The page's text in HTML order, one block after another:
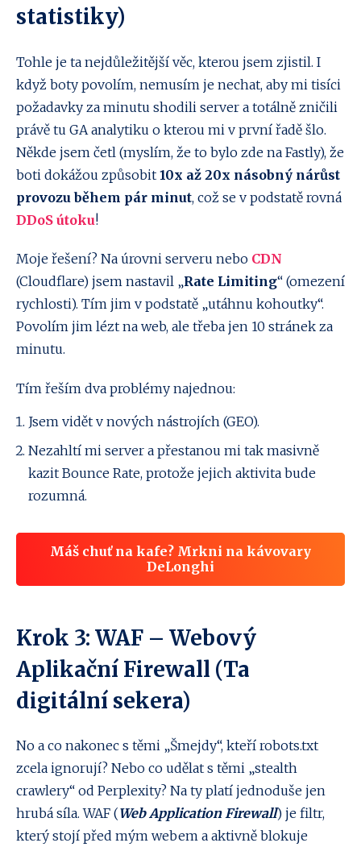
statistiky)
Tohle je ta nejdůležitější věc, kterou jsem zjistil. I
když boty povolím, nemusím je nechat, aby mi tisíci
požadavky za minutu shodili server a totálně zničili
právě tu GA analytiku o kterou mi v první řadě šlo.
Někde jsem četl (myslím, že to bylo zde na Fastly), že
boti dokážou způsobit 10x až 20x násobný nárůst
provozu během pár minut, což se v podstatě rovná
DDoS útoku!
Moje řešení? Na úrovni serveru nebo CDN
(Cloudflare) jsem nastavil „Rate Limiting“ (omezení
rychlosti). Tím jim v podstatě „utáhnu kohoutky“.
Povolím jim lézt na web, ale třeba jen 10 stránek za
minutu.
Tím řeším dva problémy najednou:
Jsem vidět v nových nástrojích (GEO).
Nezahltí mi server a přestanou mi tak masivně
kazit Bounce Rate, protože jejich aktivita bude
rozumná.
Máš chuť na kafe? Mrkni na kávovary
DeLonghi
Krok 3: WAF – Webový
Aplikační Firewall (Ta
digitální sekera)
No a co nakonec s těmi „Šmejdy“, kteří robots.txt
zcela ignorují? Nebo co udělat s těmi „stealth
crawlery“ od Perplexity? Na ty platí jednoduše jen
hrubá síla. WAF (Web Application Firewall) je filtr,
který stojí před mým webem a aktivně blokuje